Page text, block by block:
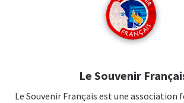
Le Souvenir
Le Souvenir Français est une association